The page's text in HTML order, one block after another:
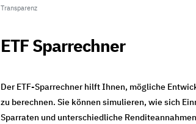
Transparenz
ETF Sparrechner
Der ETF-Sparrechner hilft Ihnen, mögliche
zu berechnen. Sie können simulieren, wie sich
Sparraten und unterschiedliche